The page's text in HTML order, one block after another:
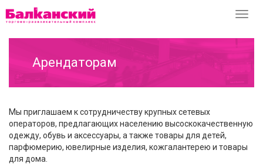
Арендаторам
Мы приглашаем к сотрудничеству крупных сетевых
операторов, предлагающих населению высоскокачественную
одежду, обувь и аксессуары, а также товары для детей,
парфюмерию, ювелирные изделия, кожгалантерею и товары
для дома.